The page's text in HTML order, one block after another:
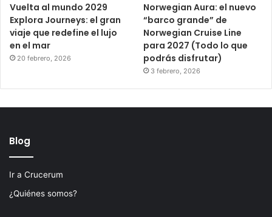
Vuelta al mundo 2029
Explora Journeys: el gran
viaje que redefine el lujo
en el mar
20 febrero, 2026
Norwegian Aura: el nuevo
“barco grande” de
Norwegian Cruise Line
para 2027 (Todo lo que
podrás disfrutar)
3 febrero, 2026
Blog
Ir a Crucerum
¿Quiénes somos?